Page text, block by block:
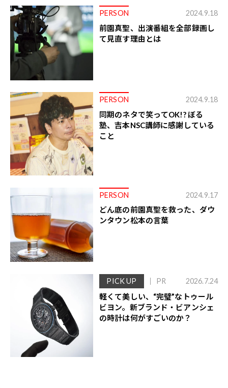
PERSON 2024.9.18
前園真聖、出演番組を全部録画し
て見直す理由とは
PERSON 2024.9.18
同期のネタで笑ってOK!? ぼる
塾、吉本NSC講師に感謝している
こと
PERSON 2024.9.17
どん底の前園真聖を救った、ダウ
ンタウン松本の言葉
PICK UP PR 2026.7.24
軽くて美しい、“完璧”なトゥール
ビヨン。新ブランド・ビアンシェ
の時計は何がすごいのか？